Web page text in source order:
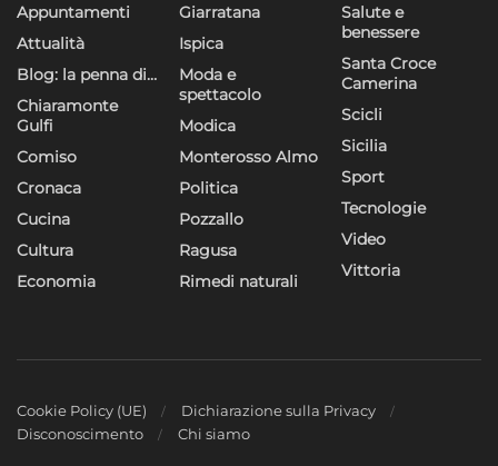
Appuntamenti
Attualità
Blog: la penna di…
Chiaramonte
Gulfi
Comiso
Cronaca
Cucina
Cultura
Economia
Giarratana
Ispica
Moda e
spettacolo
Modica
Monterosso Almo
Politica
Pozzallo
Ragusa
Rimedi naturali
Salute e
benessere
Santa Croce
Camerina
Scicli
Sicilia
Sport
Tecnologie
Video
Vittoria
Cookie Policy (UE)
Dichiarazione sulla Privacy
Disconoscimento
Chi siamo